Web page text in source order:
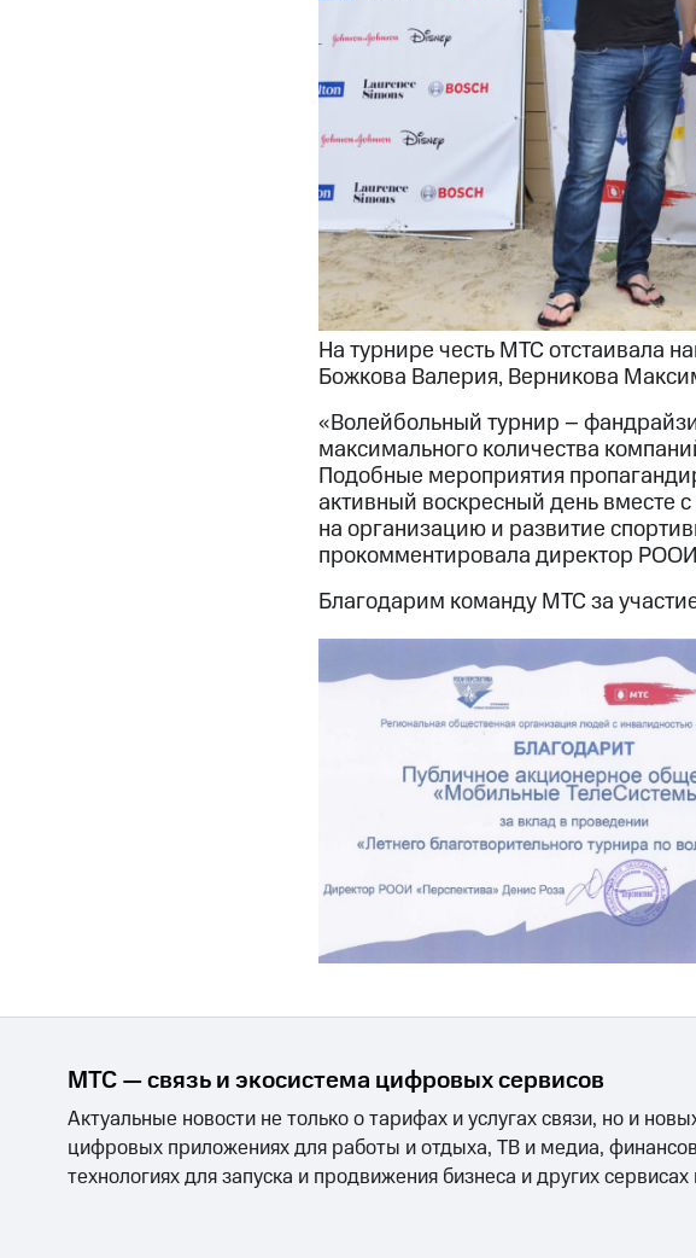
На турнире честь МТС отстаивала
Божкова Валерия, Верникова
«Волейбольный турнир –
максимального количества
Подобные мероприятия
активный воскресный день вместе
на организацию и развитие
прокомментировала директор
Благодарим команду МТС за
МТС — связь и экосистема цифровых сервисов
Актуальные новости не только о тарифах и услугах связи, но и
цифровых приложениях для работы и отдыха, ТВ и медиа,
технологиях для запуска и продвижения бизнеса и других